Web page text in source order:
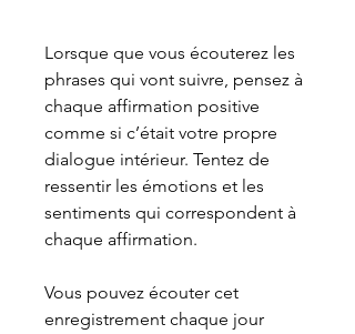
Lorsque que vous écouterez les
phrases qui vont suivre, pensez à
chaque affirmation positive
comme si c’était votre propre
dialogue intérieur. Tentez de
ressentir les émotions et les
sentiments qui correspondent à
chaque affirmation.
Vous pouvez écouter cet
enregistrement chaque jour